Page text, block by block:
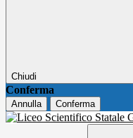
Chiudi
Conferma
Annulla Conferma